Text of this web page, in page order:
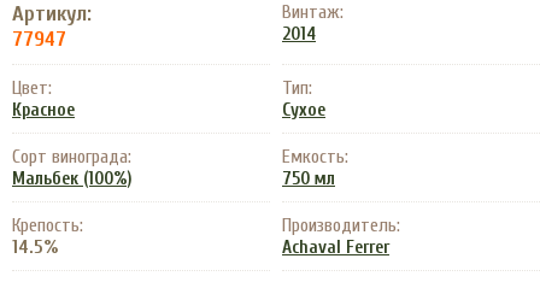
Артикул:
77947
Винтаж:
2014
Цвет:
Красное
Тип:
Сухое
Сорт винограда:
Мальбек (100%)
Емкость:
750 мл
Крепость:
14.5%
Производитель:
Achaval Ferrer